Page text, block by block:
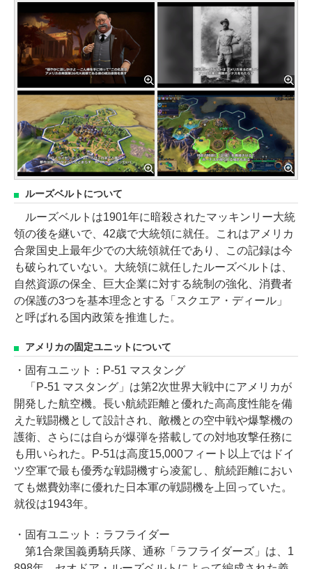
ルーズベルトについて
ルーズベルトは1901年に暗殺されたマッキンリー大統
領の後を継いで、42歳で大統領に就任。これはアメリカ
合衆国史上最年少での大統領就任であり、この記録は今
も破られていない。大統領に就任したルーズベルトは、
自然資源の保全、巨大企業に対する統制の強化、消費者
の保護の3つを基本理念とする「スクエア・ディール」
と呼ばれる国内政策を推進した。
アメリカの固定ユニットについて
・固有ユニット：P-51 マスタング
「P-51 マスタング」は第2次世界大戦中にアメリカが
開発した航空機。長い航続距離と優れた高高度性能を備
えた戦闘機として設計され、敵機との空中戦や爆撃機の
護衛、さらには自らが爆弾を搭載しての対地攻撃任務に
も用いられた。P-51は高度15,000フィート以上ではドイ
ツ空軍で最も優秀な戦闘機すら凌駕し、航続距離におい
ても燃費効率に優れた日本軍の戦闘機を上回っていた。
就役は1943年。
・固有ユニット：ラフライダー
第1合衆国義勇騎兵隊、通称「ラフライダーズ」は、1